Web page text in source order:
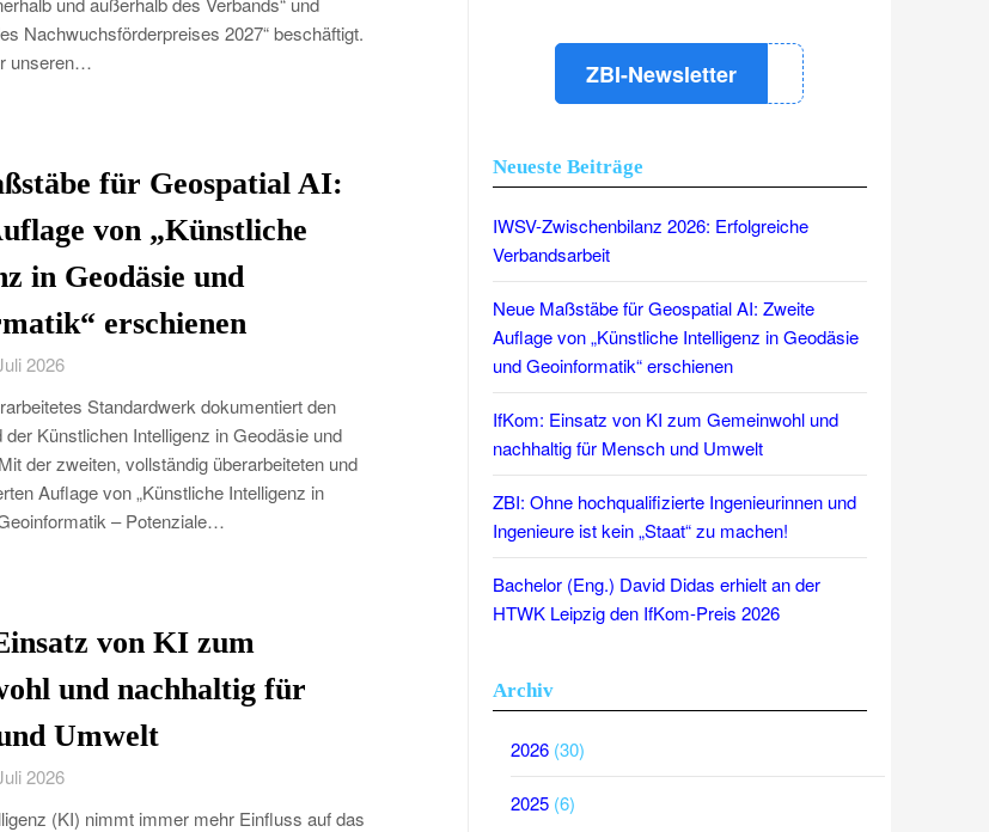
Nachwuchsförderpreises 2027“ beschäftigt.
unseren…
für Geospatial AI:
von „Künstliche
in Geodäsie und
erschienen
2026
Standardwerk dokumentiert den
der Künstlichen Intelligenz in Geodäsie und
der zweiten, vollständig überarbeiteten und
Auflage von „Künstliche Intelligenz in
– Potenziale…
von KI zum
und nachhaltig für
Umwelt
2026
(KI) nimmt immer mehr Einfluss auf das
ZBI-Newsletter
Neueste Beiträge
IWSV-Zwischenbilanz 2026: Erfolgreiche
Verbandsarbeit
Neue Maßstäbe für Geospatial AI: Zweite
Auflage von „Künstliche Intelligenz in Geodäsie
und Geoinformatik“ erschienen
IfKom: Einsatz von KI zum Gemeinwohl und
nachhaltig für Mensch und Umwelt
ZBI: Ohne hochqualifizierte Ingenieurinnen und
Ingenieure ist kein „Staat“ zu machen!
Bachelor (Eng.) David Didas erhielt an der
HTWK Leipzig den IfKom-Preis 2026
Archiv
2026(30)
2025(6)